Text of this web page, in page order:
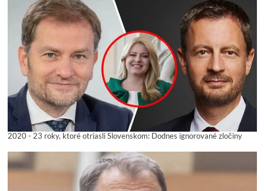
2020 - 23 roky, ktoré otriasli Slovenskom: Dodnes ignorované zločiny